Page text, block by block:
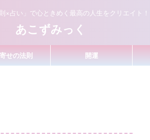
×占い」で心ときめく最高の人生をクリエイト！
あこずみっく
せの法則 開運